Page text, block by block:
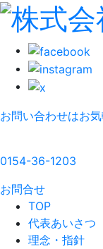
お問い合わせはお
0154-36-1203
お問合せ
TOP
代表あいさつ
理念・指針